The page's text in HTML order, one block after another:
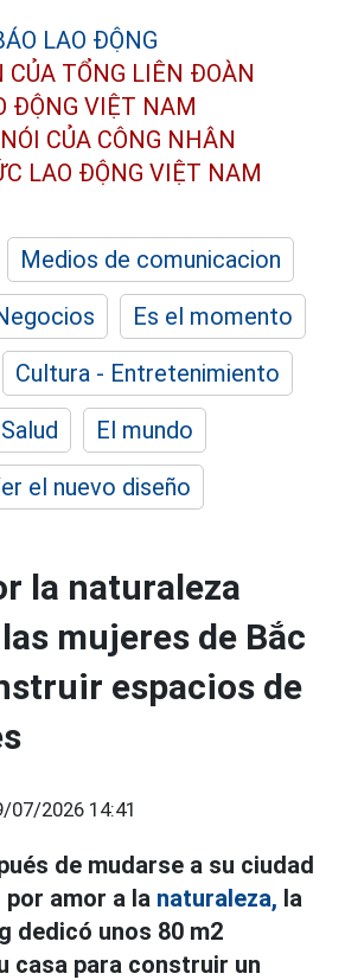
CỦA TỔNG LIÊN ĐOÀN
ĐỘNG VIỆT NAM
CỦA CÔNG NHÂN
LAO ĐỘNG VIỆT NAM
Medios de comunicacion
Es el momento
Cultura - Entretenimiento
Salud
El mundo
el nuevo diseño
la naturaleza
mujeres de Bắc
espacios de
07/2026 14:41
de mudarse a su ciudad
por amor a la naturaleza, la
dedicó unos 80 m2
casa para construir un